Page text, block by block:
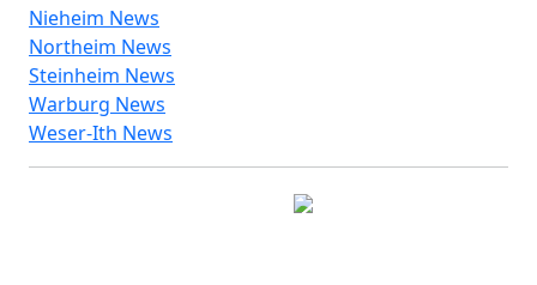
Nieheim News
Northeim News
Steinheim News
Warburg News
Weser-Ith News